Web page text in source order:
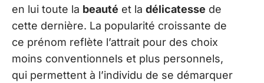
en lui toute la beauté et la délicatesse de
cette dernière. La popularité croissante de
ce prénom reflète l’attrait pour des choix
moins conventionnels et plus personnels,
qui permettent à l’individu de se démarquer